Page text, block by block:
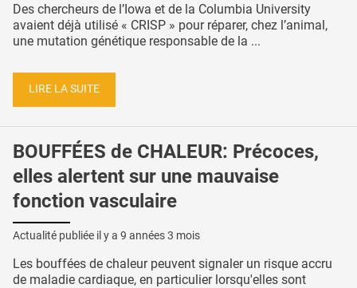
Des chercheurs de l’Iowa et de la Columbia University
avaient déjà utilisé « CRISP » pour réparer, chez l’animal,
une mutation génétique responsable de la ...
LIRE LA SUITE
BOUFFÉES de CHALEUR: Précoces,
elles alertent sur une mauvaise
fonction vasculaire
Actualité publiée il y a 9 années 3 mois
Les bouffées de chaleur peuvent signaler un risque accru
de maladie cardiaque, en particulier lorsqu'elles sont